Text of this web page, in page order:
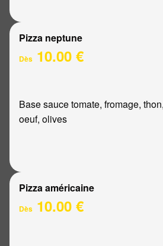
Pizza neptune
Dès 10.00 €
Base sauce tomate, fromage,
oeuf, olives
Pizza américaine
Dès 10.00 €